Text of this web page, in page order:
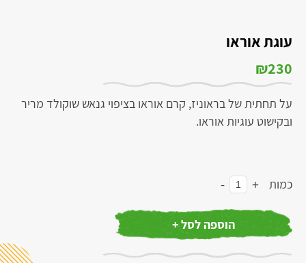
עוגת אוראו
₪230
על תחתית של בראוניז, קרם אוראו בציפוי גנאש שוקולד מריר
ובקישוט עוגיות אוראו.
כמות +
-
הוספה לסל +